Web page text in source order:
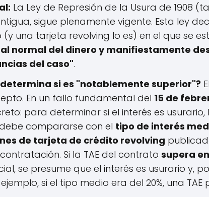
La Ley de Represión de la Usura de 1908
sigue plenamente vigente. Esta ley
una tarjeta revolving lo es) en el que se
normal del dinero y manifiestamente
del caso".
si es "notablemente superior"?
En un fallo fundamental del 15 de
para determinar si el interés es usurario,
compararse con el tipo de interés
de tarjeta de crédito revolving
Si la TAE del contrato supera
se presume que el interés es usurario y,
si el tipo medio era del 20%, una